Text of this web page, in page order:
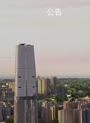
公告